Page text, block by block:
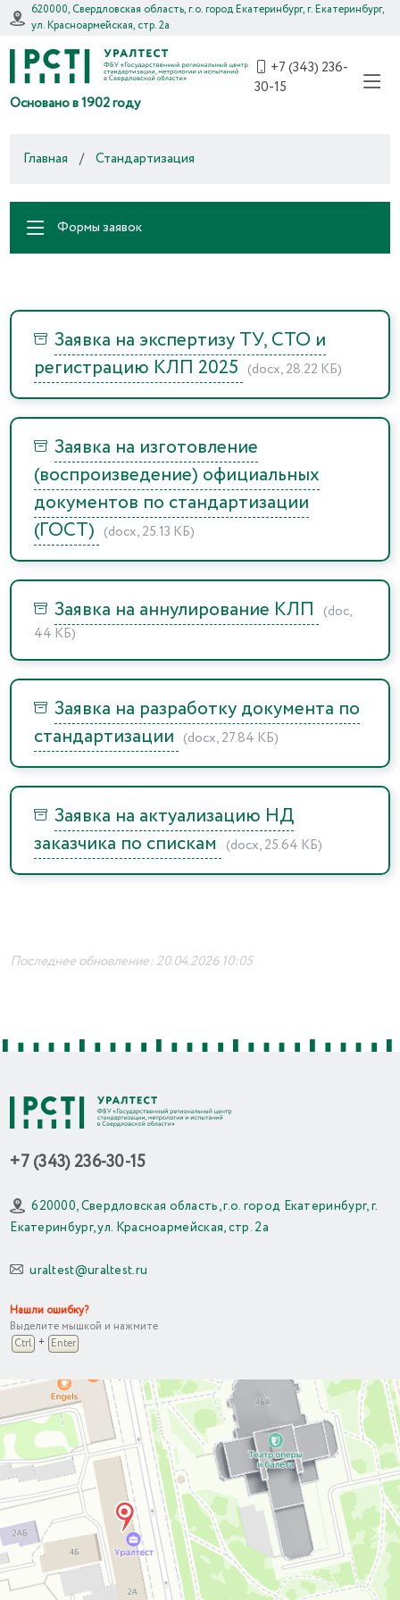
620000, Свердловская область, г.о. город Екатеринбург, г. Екатеринбург,
ул. Красноармейская, стр. 2а
Основано в 1902 году
+7 (343) 236-
30-15
Главная / Стандартизация
Формы заявок
Заявка на экспертизу ТУ, СТО и
регистрацию КЛП 2025 (docx, 28.22 КБ)
Заявка на изготовление
(воспроизведение) официальных
документов по стандартизации
(ГОСТ) (docx, 25.13 КБ)
Заявка на аннулирование КЛП (doc,
44 КБ)
Заявка на разработку документа по
стандартизации (docx, 27.84 КБ)
Заявка на актуализацию НД
заказчика по спискам (docx, 25.64 КБ)
Последнее обновление: 20.04.2026 10:05
+7 (343) 236-30-15
620000, Свердловская область, г.о. город Екатеринбург, г.
Екатеринбург, ул. Красноармейская, стр. 2а
uraltest@uraltest.ru
Нашли ошибку?
Выделите мышкой и нажмите
Ctrl + Enter